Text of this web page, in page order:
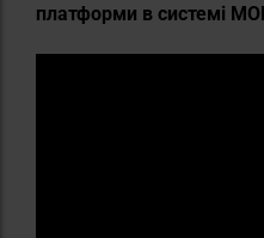
платформи в системі